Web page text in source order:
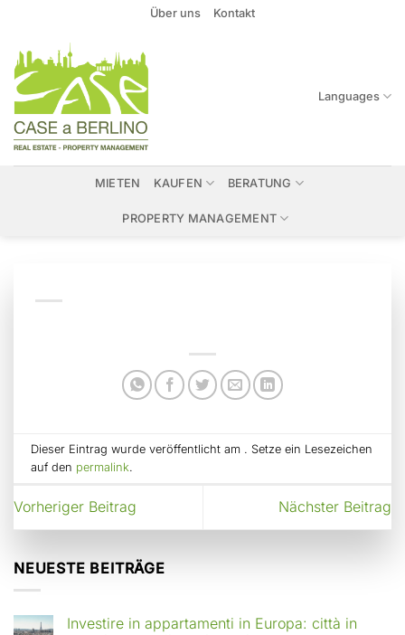
springen
Über uns Kontakt
Languages
MIETEN KAUFEN BERATUNG
PROPERTY MANAGEMENT
Dieser Eintrag wurde veröffentlicht am . Setze ein Lesezeichen
auf den permalink.
Vorheriger Beitrag Nächster Beitrag
NEUESTE BEITRÄGE
Investire in appartamenti in Europa: città in